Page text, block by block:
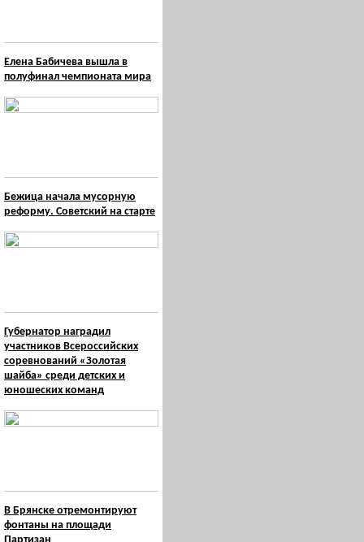
Елена Бабичева вышла в
полуфинал чемпионата мира
Бежица начала мусорную
реформу. Советский на старте
Губернатор наградил
участников Всероссийских
соревнований «Золотая
шайба» среди детских и
юношеских команд
В Брянске отремонтируют
фонтаны на площади